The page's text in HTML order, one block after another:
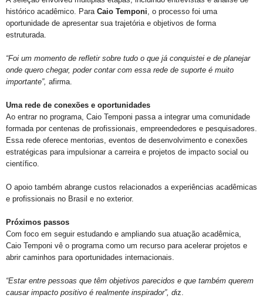
histórico acadêmico. Para Caio Temponi, o processo foi uma
oportunidade de apresentar sua trajetória e objetivos de forma
estruturada.
“Foi um momento de refletir sobre tudo o que já conquistei e de planejar
onde quero chegar, poder contar com essa rede de suporte é muito
importante”, afirma.
Uma rede de conexões e oportunidades
Ao entrar no programa, Caio Temponi passa a integrar uma comunidade
formada por centenas de profissionais, empreendedores e pesquisadores.
Essa rede oferece mentorias, eventos de desenvolvimento e conexões
estratégicas para impulsionar a carreira e projetos de impacto social ou
científico.
O apoio também abrange custos relacionados a experiências acadêmicas
e profissionais no Brasil e no exterior.
Próximos passos
Com foco em seguir estudando e ampliando sua atuação acadêmica,
Caio Temponi vê o programa como um recurso para acelerar projetos e
abrir caminhos para oportunidades internacionais.
“Estar entre pessoas que têm objetivos parecidos e que também querem
causar impacto positivo é realmente inspirador”, diz.